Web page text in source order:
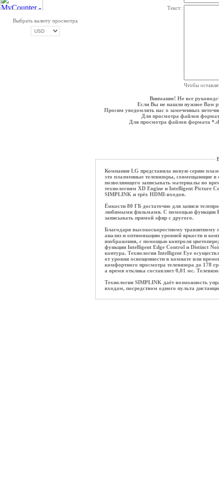
Выбрать валюту просмотра
Текст:
Чтобы
Внимание! Не все
Если Вы не нашли нужное Вам
Просим уведомлять нас о замеченных
Для просмотра файлов
Для просмотра файлов формата
Компания LG представила новую серию
это плазменные телевизоры, совмещающие в
позволяющего записывать материалы во
технологиям XD Engine и Intelligent Picture
SIMPLINK и трёх HDMI-входов.
Ёмкости 80 ГБ достаточно для записи
любимыми фильмами. С помощью функции
записывать прямой эфир с другого.
Благодаря высокоскоростному транзитному
анализ и оптимизацию уровней яркости и
изображения, с помощью контроля
функции Intelligent Edge Control и Distinct
контура. Технология Intelligent Eye
от уровня освещенности в комнате или
комфортного просмотра телевизора до 178
а время отклика составляет 0,01 мс.
Технология SIMPLINK даёт возможность
входам, посредством одного пульта